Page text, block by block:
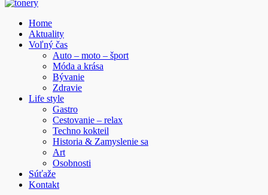
Home
Aktuality
Voľný čas
Auto – moto – šport
Móda a krása
Bývanie
Zdravie
Life style
Gastro
Cestovanie – relax
Techno kokteil
Historia & Zamyslenie sa
Art
Osobnosti
Súťaže
Kontakt